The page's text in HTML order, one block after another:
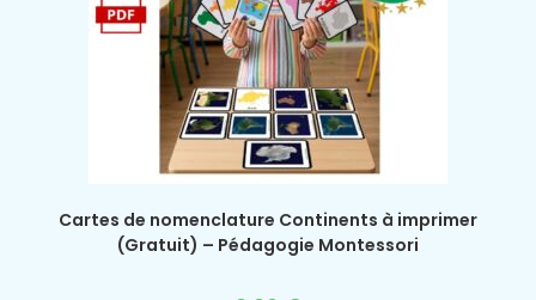
Cartes de nomenclature Continents à imprimer
(Gratuit) – Pédagogie Montessori